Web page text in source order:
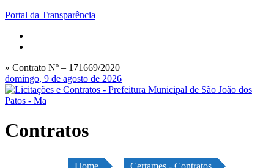
Portal da Transparência
» Contrato Nº – 171669/2020
domingo, 9 de agosto de 2026
Contratos
Home
Certames - Contratos